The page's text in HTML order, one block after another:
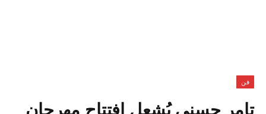
فن
تامر حسني يُشعل افتتاح مهرجان